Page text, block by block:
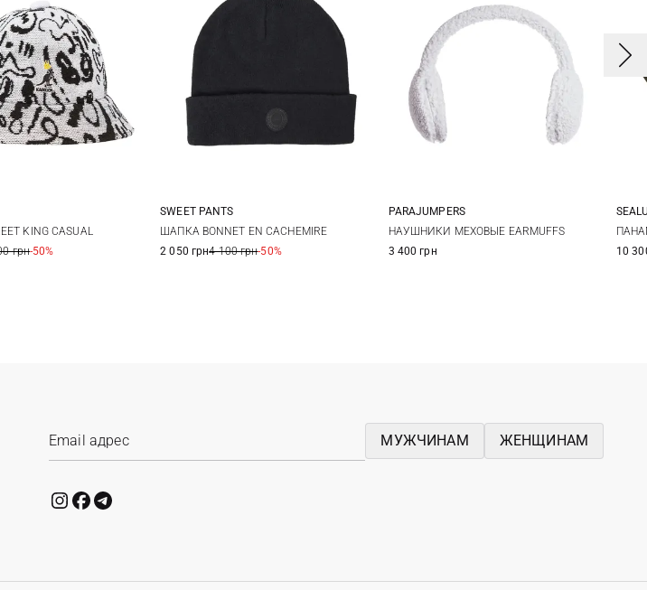
L KING CASUAL
грн-50%
One size
SWEET PANTS
ШАПКА BONNET EN CACHEMIRE
2 050 грн4 100 грн-50%
S/M L/XL
PARAJUMPERS
НАУШНИКИ МЕХОВЫЕ EARMUFFS
3 400 грн
10
МУЖЧИНАМ ЖЕНЩИНАМ